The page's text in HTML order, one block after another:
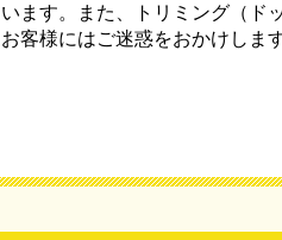
います。また、トリミング（ド
お客様にはご迷惑をおかけしま